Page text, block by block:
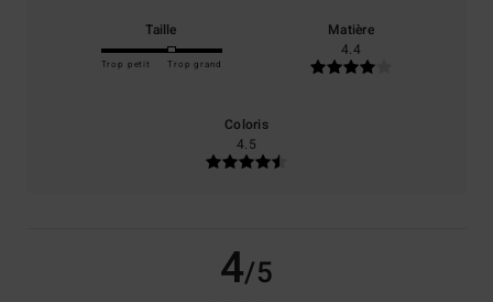
Taille
Trop petit Trop grand
Matière
4.4
Coloris
4.5
4/5